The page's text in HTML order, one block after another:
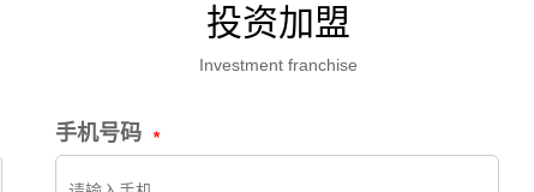
投资加盟
Investment franchise
手机号码